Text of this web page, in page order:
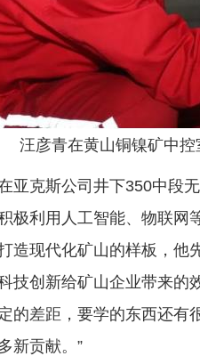
汪彦青在黄山铜镍矿中控
亚克斯公司井下350中段
极利用人工智能、物联网
造现代化矿山的样板，他
技创新给矿山企业带来的
的差距，要学的东西还有
新贡献。”